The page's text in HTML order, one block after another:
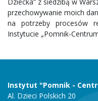
przechowywanie moich
na potrzeby procesów
Instytucie „Pomnik-
Instytut "Pomnik -
Al. Dzieci Polskich 20